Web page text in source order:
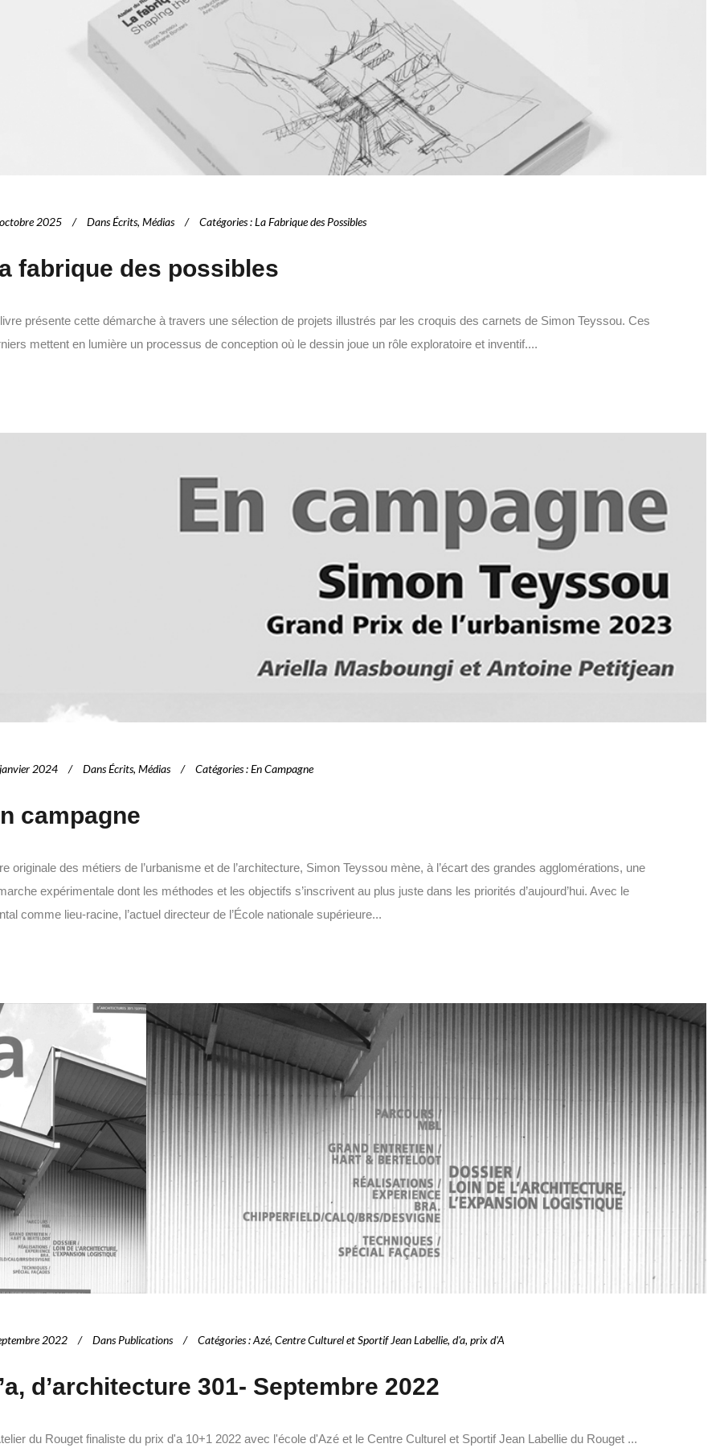
2025 DansÉcrits, Médias Catégories:La Fabrique des Possibles
fabrique des possibles
présente cette démarche à travers une sélection de projets illustrés par les croquis des carnets de Simon Teyssou. Ces
mettent en lumière un processus de conception où le dessin joue un rôle exploratoire et inventif....
2024 DansÉcrits, Médias Catégories:En Campagne
campagne
originale des métiers de l’urbanisme et de l’architecture, Simon Teyssou mène, à l’écart des grandes agglomérations, une
expérimentale dont les méthodes et les objectifs s’inscrivent au plus juste dans les priorités d’aujourd’hui. Avec le
comme lieu-racine, l’actuel directeur de l’École nationale supérieure...
2022 Dans Publications Catégories:Azé, Centre Culturel et Sportif Jean Labellie, d'a, prix d'A
d’architecture 301- Septembre 2022
du Rouget finaliste du prix d'a 10+1 2022 avec l'école d'Azé et le Centre Culturel et Sportif Jean Labellie du Rouget ...